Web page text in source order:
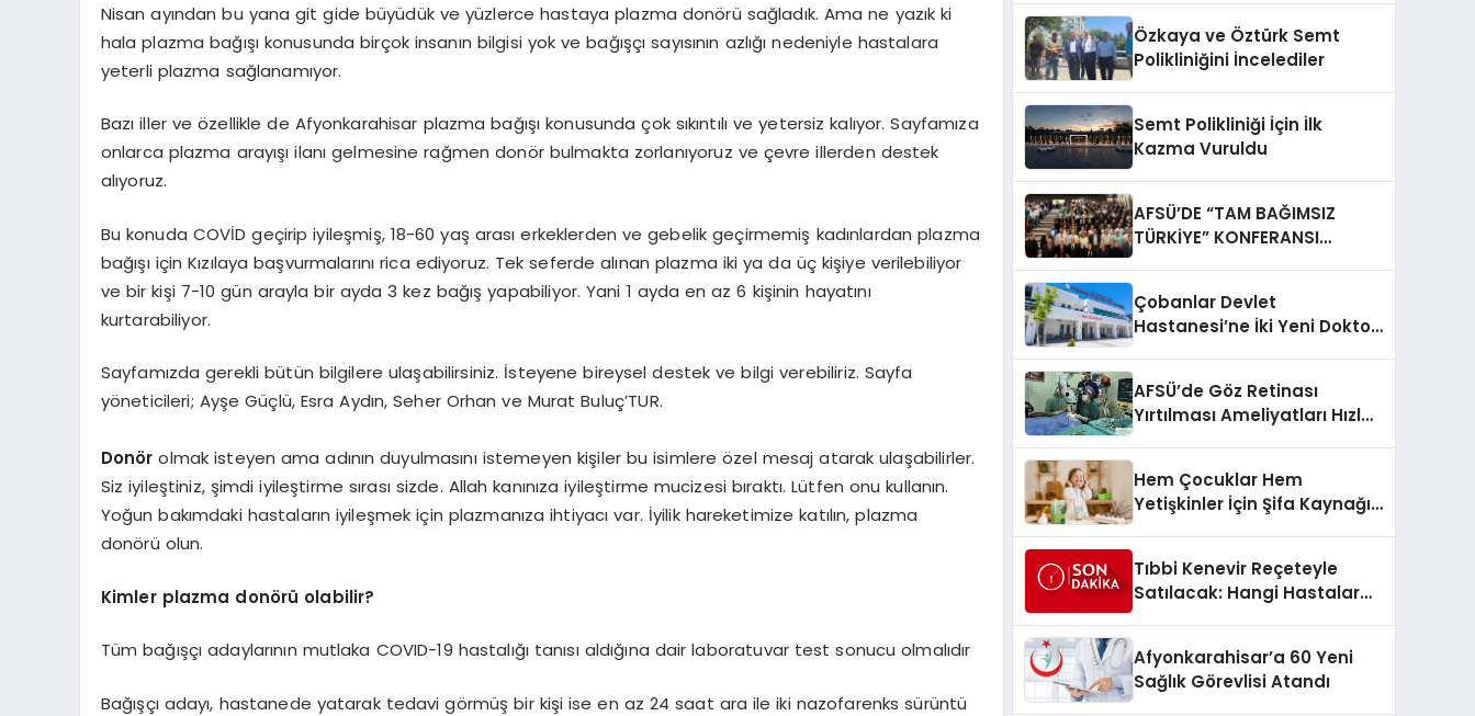
Nisan ayından bu yana git gide büyüdük ve yüzlerce hastaya plazma donörü sağladık. Ama ne yazık ki
hala plazma bağışı konusunda birçok insanın bilgisi yok ve bağışçı sayısının azlığı nedeniyle hastalara
yeterli plazma sağlanamıyor.
Bazı iller ve özellikle de Afyonkarahisar plazma bağışı konusunda çok sıkıntılı ve yetersiz kalıyor. Sayfamıza
onlarca plazma arayışı ilanı gelmesine rağmen donör bulmakta zorlanıyoruz ve çevre illerden destek
alıyoruz.
Bu konuda COVİD geçirip iyileşmiş, 18-60 yaş arası erkeklerden ve gebelik geçirmemiş kadınlardan plazma
bağışı için Kızılaya başvurmalarını rica ediyoruz. Tek seferde alınan plazma iki ya da üç kişiye verilebiliyor
ve bir kişi 7-10 gün arayla bir ayda 3 kez bağış yapabiliyor. Yani 1 ayda en az 6 kişinin hayatını
kurtarabiliyor.
Sayfamızda gerekli bütün bilgilere ulaşabilirsiniz. İsteyene bireysel destek ve bilgi verebiliriz. Sayfa
yöneticileri; Ayşe Güçlü, Esra Aydın, Seher Orhan ve Murat Buluç’TUR.
Donör olmak isteyen ama adının duyulmasını istemeyen kişiler bu isimlere özel mesaj atarak ulaşabilirler.
Siz iyileştiniz, şimdi iyileştirme sırası sizde. Allah kanınıza iyileştirme mucizesi bıraktı. Lütfen onu kullanın.
Yoğun bakımdaki hastaların iyileşmek için plazmanıza ihtiyacı var. İyilik hareketimize katılın, plazma
donörü olun.
Kimler plazma donörü olabilir?
Tüm bağışçı adaylarının mutlaka COVID-19 hastalığı tanısı aldığına dair laboratuvar test sonucu olmalıdır
Bağışçı adayı, hastanede yatarak tedavi görmüş bir kişi ise en az 24 saat ara ile iki nazofarenks sürüntü
Özkaya ve Öztürk Semt
Polikliniğini İncelediler
Semt Polikliniği İçin İlk
Kazma Vuruldu
AFSÜ’DE “TAM BAĞIMSIZ
TÜRKİYE” KONFERANSI
Çobanlar Devlet
Hastanesi’ne İki Yeni Doktor
AFSÜ’de Göz Retinası
Yırtılması Ameliyatları Hızla
Hem Çocuklar Hem
Yetişkinler İçin Şifa Kaynağı:
Tıbbi Kenevir Reçeteyle
Satılacak: Hangi Hastalar
Afyonkarahisar’a 60 Yeni
Sağlık Görevlisi Atandı